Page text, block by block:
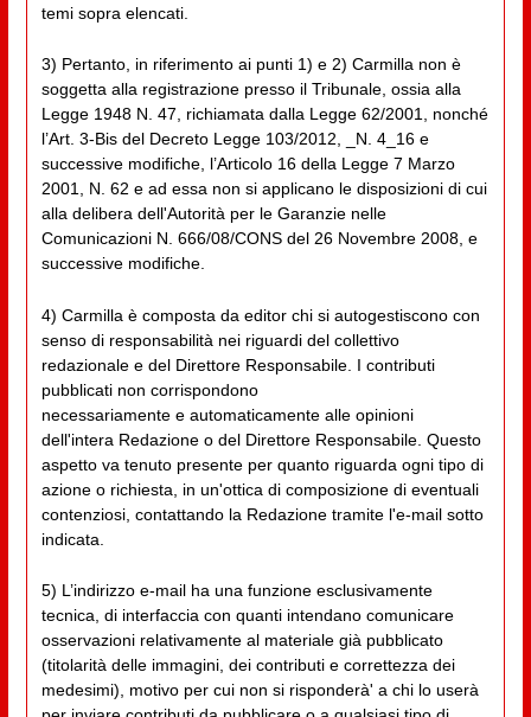
temi sopra elencati.
3) Pertanto, in riferimento ai punti 1) e 2) Carmilla non è
soggetta alla registrazione presso il Tribunale, ossia alla
Legge 1948 N. 47, richiamata dalla Legge 62/2001, nonché
l’Art. 3-Bis del Decreto Legge 103/2012, _N. 4_16 e
successive modifiche, l’Articolo 16 della Legge 7 Marzo
2001, N. 62 e ad essa non si applicano le disposizioni di cui
alla delibera dell'Autorità per le Garanzie nelle
Comunicazioni N. 666/08/CONS del 26 Novembre 2008, e
successive modifiche.
4) Carmilla è composta da editor chi si autogestiscono con
senso di responsabilità nei riguardi del collettivo
redazionale e del Direttore Responsabile. I contributi
pubblicati non corrispondono
necessariamente e automaticamente alle opinioni
dell'intera Redazione o del Direttore Responsabile. Questo
aspetto va tenuto presente per quanto riguarda ogni tipo di
azione o richiesta, in un'ottica di composizione di eventuali
contenziosi, contattando la Redazione tramite l'e-mail sotto
indicata.
5) L’indirizzo e-mail ha una funzione esclusivamente
tecnica, di interfaccia con quanti intendano comunicare
osservazioni relativamente al materiale già pubblicato
(titolarità delle immagini, dei contributi e correttezza dei
medesimi), motivo per cui non si risponderà' a chi lo userà